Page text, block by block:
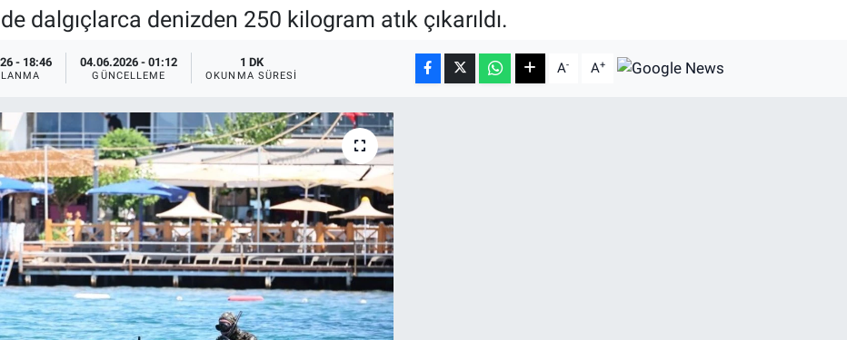
dalgıçlarca denizden 250 kilogram atık çıkarıldı.
- 18:46 04.06.2026 - 01:12
GÜNCELLEME
1 DK
OKUNMA SÜRESI A- A+